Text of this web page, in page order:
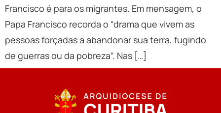
Francisco é para os migrantes. Em mensagem, o
Papa Francisco recorda o “drama que vivem as
pessoas forçadas a abandonar sua terra, fugindo
de guerras ou da pobreza”. Nas […]